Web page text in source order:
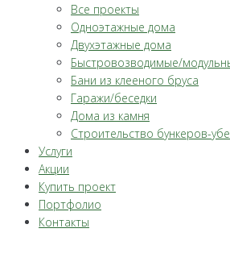
Все проекты
Одноэтажные дома
Двухэтажные дома
Быстровозводимые/
Бани из клееного бруса
Гаражи/беседки
Дома из камня
Строительство бункеров-
Услуги
Акции
Купить проект
Портфолио
Контакты